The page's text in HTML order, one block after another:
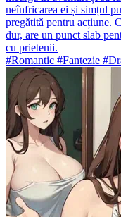
neînfricarea ei și simțul
pregătită pentru acțiune.
dur, are un punct slab
cu prietenii.
#Romantic #Fantezie